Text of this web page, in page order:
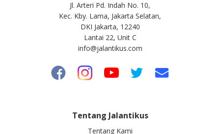
Jl. Arteri Pd. Indah No. 10,
Kec. Kby. Lama, Jakarta Selatan,
DKI Jakarta, 12240
Lantai 22, Unit C
info@jalantikus.com
Tentang Jalantikus
Tentang Kami